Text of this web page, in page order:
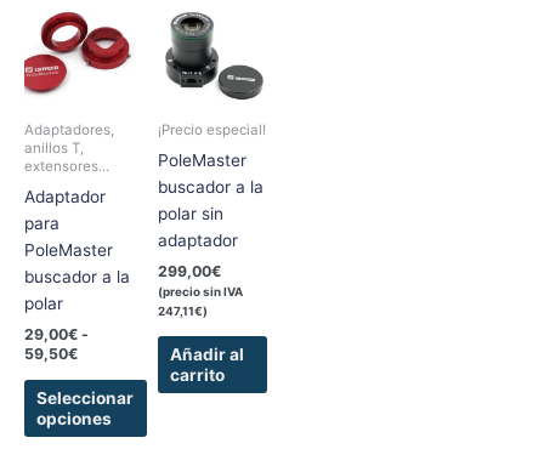
Adaptadores,
anillos T,
extensores...
Adaptador
para
PoleMaster
buscador a la
polar
29,00€ -
59,50€
de
precios:
desde
59,50€
Seleccionar
opciones
Este
producto
tiene
múltiples
Las
opciones
se
pueden
elegir
en
la
página
de
producto
¡Precio especial!
PoleMaster
buscador a la
polar sin
adaptador
299,00€
(precio sin IVA
247,11€)
Añadir al
carrito